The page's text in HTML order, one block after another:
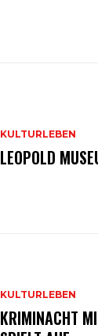
KULTURLEBEN
LEOPOLD
KULTURLEBEN
KRIMINACHT